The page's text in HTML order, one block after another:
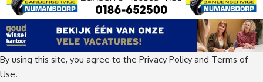
By using this site, you agree to the Privacy Policy and Terms of
Use.